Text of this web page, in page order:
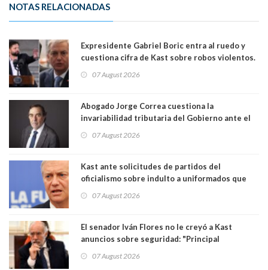
NOTAS RELACIONADAS
Expresidente Gabriel Boric entra al ruedo y
cuestiona cifra de Kast sobre robos violentos.
07 August 2026
Abogado Jorge Correa cuestiona la
invariabilidad tributaria del Gobierno ante el
democracia” y "defendemos la alternancia en el
07 August 2026
Kast ante solicitudes de partidos del
oficialismo sobre indulto a uniformados que
07 August 2026
El senador Iván Flores no le creyó a Kast
anuncios sobre seguridad: "Principal
perseguir ruta del dinero y levantar secreto
07 August 2026